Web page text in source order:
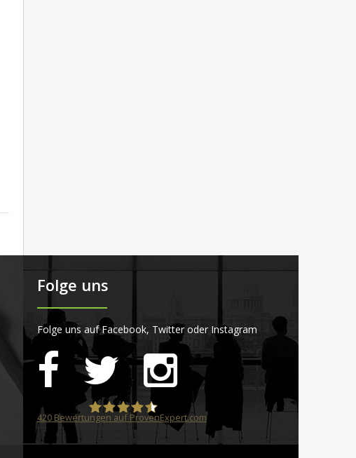
Folge uns
Folge uns auf Facebook, Twitter oder Instagram
STARTPLATZ
420Bewertungen auf ProvenExpert.com